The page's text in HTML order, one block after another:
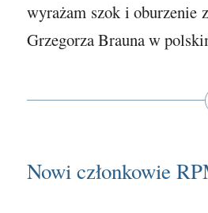
wyrażam szok i oburzenie
Grzegorza Brauna w
Nowi członkowie